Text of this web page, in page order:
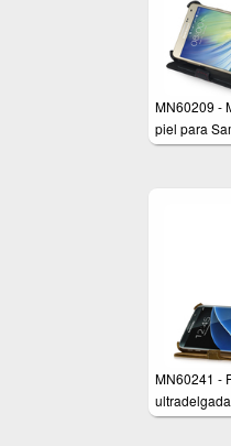
MN60209 -
piel para
– Piel
MN60241 -
Samsung